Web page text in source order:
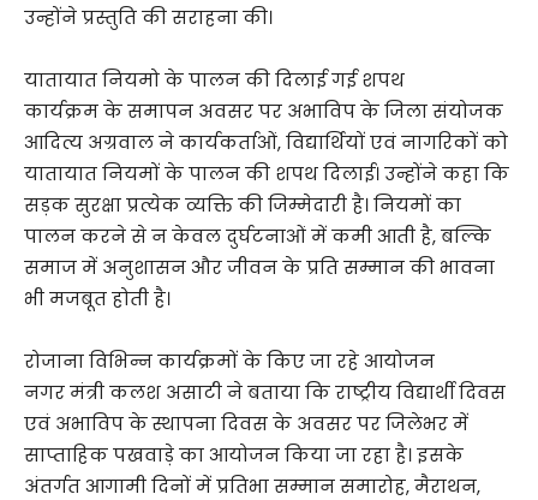
उन्होंने प्रस्तुति की सराहना की।
यातायात नियमो के पालन की दिलाई गई शपथ
कार्यक्रम के समापन अवसर पर अभाविप के जिला संयोजक
आदित्य अग्रवाल ने कार्यकर्ताओं, विद्यार्थियों एवं नागरिकों को
यातायात नियमों के पालन की शपथ दिलाई। उन्होंने कहा कि
सड़क सुरक्षा प्रत्येक व्यक्ति की जिम्मेदारी है। नियमों का
पालन करने से न केवल दुर्घटनाओं में कमी आती है, बल्कि
समाज में अनुशासन और जीवन के प्रति सम्मान की भावना
भी मजबूत होती है।
रोजाना विभिन्न कार्यक्रमों के किए जा रहे आयोजन
नगर मंत्री कलश असाटी ने बताया कि राष्ट्रीय विद्यार्थी दिवस
एवं अभाविप के स्थापना दिवस के अवसर पर जिलेभर में
साप्ताहिक पखवाड़े का आयोजन किया जा रहा है। इसके
अंतर्गत आगामी दिनों में प्रतिभा सम्मान समारोह, मैराथन,